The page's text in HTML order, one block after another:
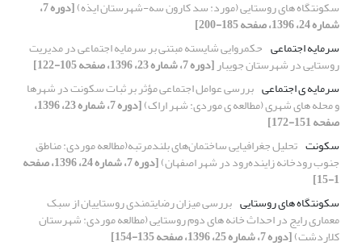
سکونتگاه های روستایی (مورد: سد کارون سه-شهرستان ایذه) [دوره 7،
شماره 24، 1396، صفحه 185-200]
سرمایه اجتماعی حکمروایی شایسته مبتنی بر سرمایه اجتماعی در مدیریت
روستایی در شهرستان جویبار[دوره 7، شماره 23، 1396، صفحه 105-122]
سرمایه ی اجتماعی بررسی عوامل اجتماعی مؤثر بر ثبات سکونت در شهرها
و محله های شهری (مطالعه ی موردی: شهر اراک) [دوره 7، شماره 23، 1396،
صفحه 151-172]
سکونت تحلیل جغرافیایی ساختمان‌های بلندمرتبه(مطالعه موردی: مناطق
جنوب رودخانه زاینده‌رود در شهر اصفهان) [دوره 7، شماره 24، 1396، صفحه
1-15]
سکونتگاه های روستایی بررسی میزان رضایتمندی روستاییان از سبک
معماری رایج در احداث خانه های دوم روستایی (مطالعه موردی: شهرستان
کلاردشت)[دوره 7، شماره 25، 1396، صفحه 135-154]